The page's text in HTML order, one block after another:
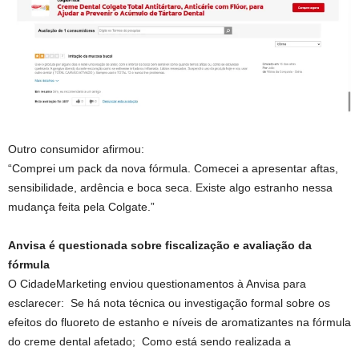
Outro consumidor afirmou:
“Comprei um pack da nova fórmula. Comecei a apresentar aftas,
sensibilidade, ardência e boca seca. Existe algo estranho nessa
mudança feita pela Colgate.”
Anvisa é questionada sobre fiscalização e avaliação da
fórmula
O CidadeMarketing enviou questionamentos à Anvisa para
esclarecer: Se há nota técnica ou investigação formal sobre os
efeitos do fluoreto de estanho e níveis de aromatizantes na fórmula
do creme dental afetado; Como está sendo realizada a